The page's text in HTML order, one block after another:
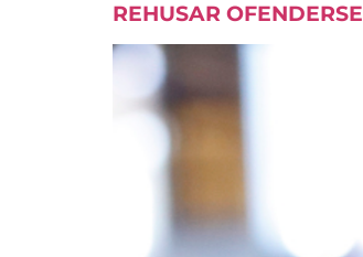
REHUSAR OFENDERSE